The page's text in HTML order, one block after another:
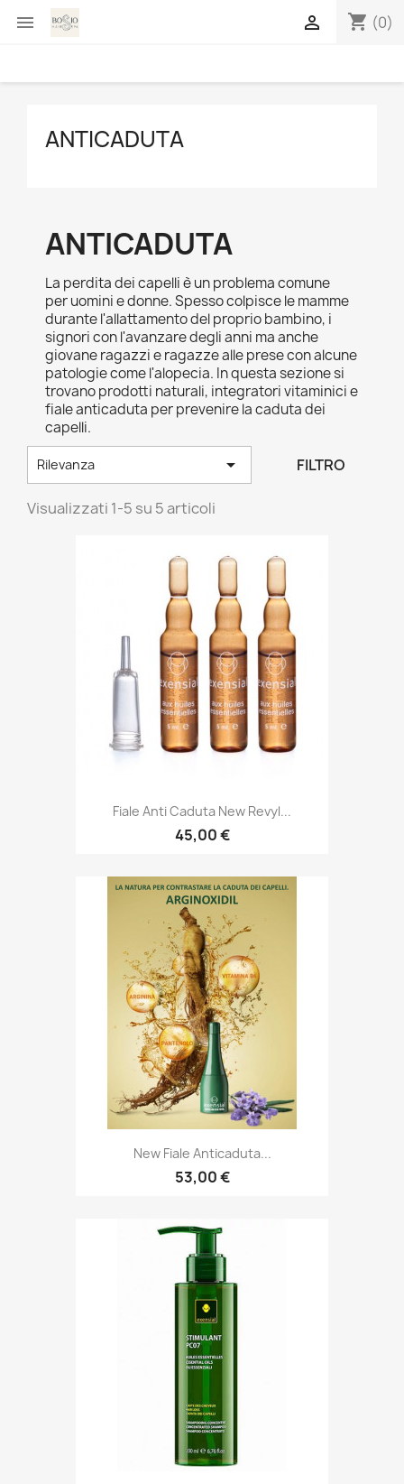
 shopping_cart (0)

ANTICADUTA
ANTICADUTA
La perdita dei capelli è un problema comune
per uomini e donne. Spesso colpisce le mamme
durante l'allattamento del proprio bambino, i
signori con l'avanzare degli anni ma anche
giovane ragazzi e ragazze alle prese con alcune
patologie come l'alopecia. In questa sezione si
trovano prodotti naturali, integratori vitaminici e
fiale anticaduta per prevenire la caduta dei
capelli.
Rilevanza  FILTRO
Visualizzati 1-5 su 5 articoli
Fiale Anti Caduta New Revyl...
45,00 €
New Fiale Anticaduta...
53,00 €